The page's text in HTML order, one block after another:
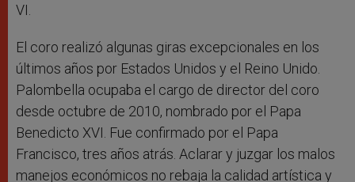
VI.
El coro realizó algunas giras excepcionales en los
últimos años por Estados Unidos y el Reino Unido.
Palombella ocupaba el cargo de director del coro
desde octubre de 2010, nombrado por el Papa
Benedicto XVI. Fue confirmado por el Papa
Francisco, tres años atrás. Aclarar y juzgar los malos
manejos económicos no rebaja la calidad artística y